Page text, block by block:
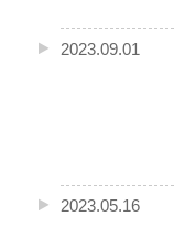
2023.09.01
2023.05.16